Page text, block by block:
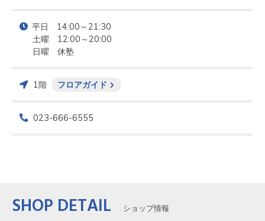
平日　14:00～21:30
土曜　12:00～20:00
日曜　休塾
1階 フロアガイド
023-666-6555
SHOP DETAIL ショップ情報